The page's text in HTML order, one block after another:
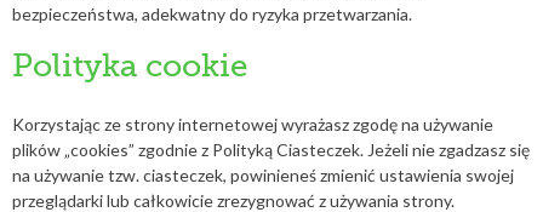
bezpieczeństwa, adekwatny do ryzyka przetwarzania.
Polityka cookie
Korzystając ze strony internetowej wyrażasz zgodę na używanie
plików „cookies” zgodnie z Polityką Ciasteczek. Jeżeli nie zgadzasz się
na używanie tzw. ciasteczek, powinieneś zmienić ustawienia swojej
przeglądarki lub całkowicie zrezygnować z używania strony.